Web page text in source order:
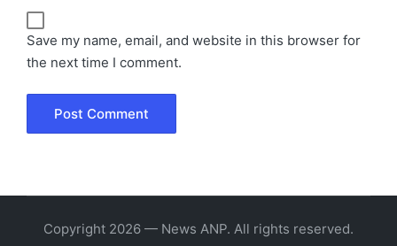
Save my name, email, and website in this browser for
the next time I comment.
Copyright 2026 — News ANP. All rights reserved.